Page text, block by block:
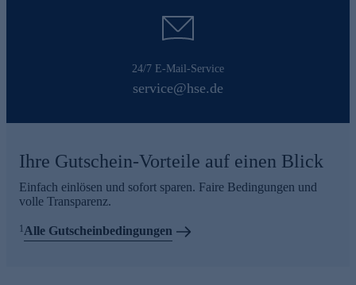
24/7 E-Mail-Service
service@hse.de
Ihre Gutschein-Vorteile auf einen Blick
Einfach einlösen und sofort sparen. Faire Bedingungen und
volle Transparenz.
1 Alle Gutscheinbedingungen